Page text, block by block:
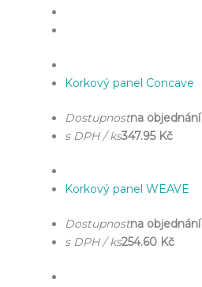
Korkový panel Concave
Dostupnostna objednání
s DPH / ks347.95 Kč
Korkový panel WEAVE
Dostupnostna objednání
s DPH / ks254.60 Kč